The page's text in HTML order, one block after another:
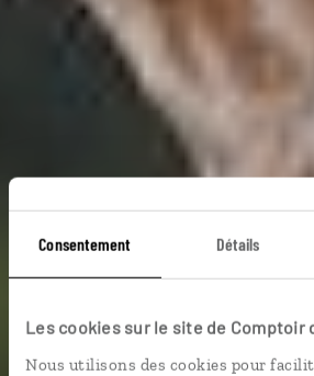
Consentement Détails
Les cookies sur le site de Comptoir
Nous utilisons des cookies pour
Nyerere,